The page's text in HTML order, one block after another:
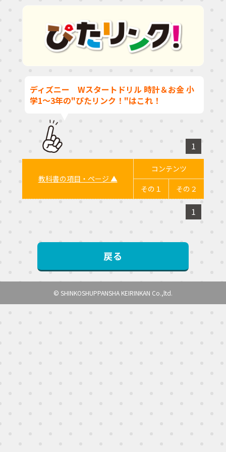
ディズニー Wスタートドリル 時計＆お金 小
学1～3年の"ぴたリンク！"はこれ！
1
教科書の項目・ページ ▲
コンテンツ
その１
その２
1
戻る
© SHINKOSHUPPANSHA KEIRINKAN Co.,ltd.